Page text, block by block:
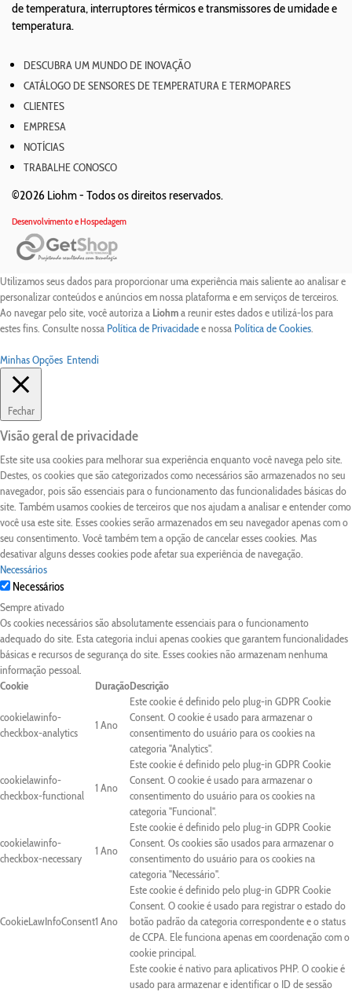
de temperatura, interruptores térmicos e transmissores de umidade e
temperatura.
DESCUBRA UM MUNDO DE INOVAÇÃO
CATÁLOGO DE SENSORES DE TEMPERATURA E TERMOPARES
CLIENTES
EMPRESA
NOTÍCIAS
TRABALHE CONOSCO
©2026 Liohm - Todos os direitos reservados.
Desenvolvimento e Hospedagem
Utilizamos seus dados para proporcionar uma experiência mais saliente ao analisar e
personalizar conteúdos e anúncios em nossa plataforma e em serviços de terceiros.
Ao navegar pelo site, você autoriza a Liohma reunir estes dados e utilizá-los para
estes fins. Consulte nossa Política de Privacidadee nossa Política de Cookies.
Minhas Opções Entendi
Fechar
Visão geral de privacidade
Este site usa cookies para melhorar sua experiência enquanto você navega pelo site.
Destes, os cookies que são categorizados como necessários são armazenados no seu
navegador, pois são essenciais para o funcionamento das funcionalidades básicas do
site. Também usamos cookies de terceiros que nos ajudam a analisar e entender como
você usa este site. Esses cookies serão armazenados em seu navegador apenas com o
seu consentimento. Você também tem a opção de cancelar esses cookies. Mas
desativar alguns desses cookies pode afetar sua experiência de navegação.
Necessários
Necessários
Sempre ativado
Os cookies necessários são absolutamente essenciais para o funcionamento
adequado do site. Esta categoria inclui apenas cookies que garantem funcionalidades
básicas e recursos de segurança do site. Esses cookies não armazenam nenhuma
informação pessoal.
Cookie
DuraçãoDescrição
cookielawinfo-
checkbox-analytics
1 Ano
Este cookie é definido pelo plug-in GDPR Cookie
Consent. O cookie é usado para armazenar o
consentimento do usuário para os cookies na
categoria "Analytics".
cookielawinfo-
checkbox-functional
1 Ano
Este cookie é definido pelo plug-in GDPR Cookie
Consent. O cookie é usado para armazenar o
consentimento do usuário para os cookies na
categoria "Funcional".
cookielawinfo-
checkbox-necessary
1 Ano
Este cookie é definido pelo plug-in GDPR Cookie
Consent. Os cookies são usados para armazenar o
consentimento do usuário para os cookies na
categoria "Necessário".
CookieLawInfoConsent1 Ano
Este cookie é definido pelo plug-in GDPR Cookie
Consent. O cookie é usado para registrar o estado do
botão padrão da categoria correspondente e o status
de CCPA. Ele funciona apenas em coordenação com o
cookie principal.
Este cookie é nativo para aplicativos PHP. O cookie é
usado para armazenar e identificar o ID de sessão